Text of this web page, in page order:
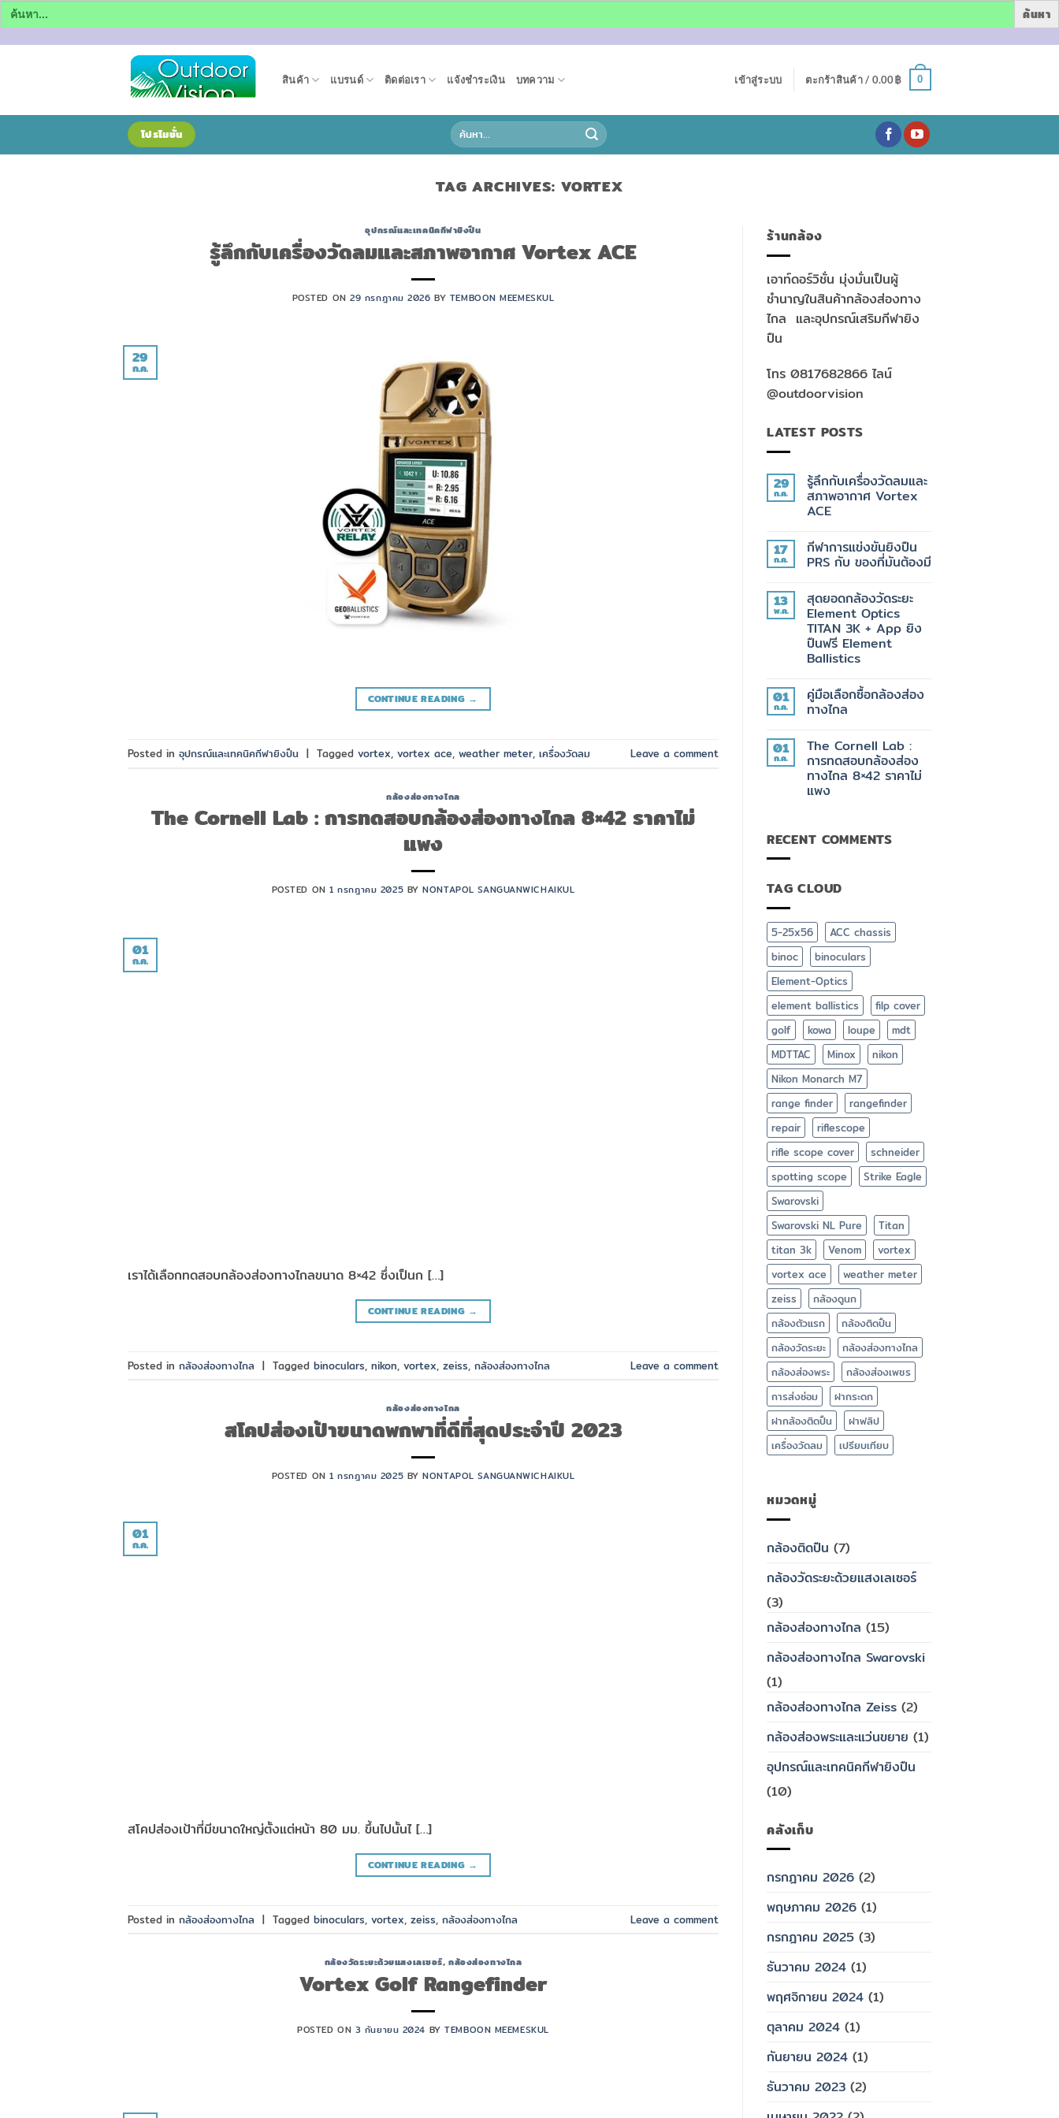
Search
for:
เนื้อหา
สินค้า แบรนด์ ติดต่อเรา แจ้งชำระเงิน บทความ เข้าสู่ระบบ ตะกร้าสินค้า / 0.00฿ 0
โปรโมชั่น ค้นหา:
TAG ARCHIVES: VORTEX
อุปกรณ์และเทคนิคกีฬายิงปืน
รู้ลึกกับเครื่องวัดลมและสภาพอากาศ Vortex ACE
POSTED ON29 กรกฎาคม 2026 BY TEMBOON MEEMESKUL
29
ก.ค.
CONTINUE READING →
Posted in อุปกรณ์และเทคนิคกีฬายิงปืน | Tagged vortex, vortex ace, weather meter, เครื่องวัดลม Leave a comment
กล้องส่องทางไกล
The Cornell Lab : การทดสอบกล้องส่องทางไกล 8×42 ราคาไม่
แพง
POSTED ON1 กรกฎาคม 2025 BYNONTAPOL SANGUANWICHAIKUL
01
ก.ค.
เราได้เลือกทดสอบกล้องส่องทางไกลขนาด 8×42 ซึ่งเป็นก […]
CONTINUE READING →
Posted in กล้องส่องทางไกล | Tagged binoculars, nikon, vortex, zeiss, กล้องส่องทางไกล Leave a comment
กล้องส่องทางไกล
สโคปส่องเป้าขนาดพกพาที่ดีที่สุดประจำปี 2023
POSTED ON1 กรกฎาคม 2025 BYNONTAPOL SANGUANWICHAIKUL
01
ก.ค.
สโคปส่องเป้าที่มีขนาดใหญ่ตั้งแต่หน้า 80 มม. ขึ้นไปนั้นไ […]
CONTINUE READING →
Posted in กล้องส่องทางไกล | Tagged binoculars, vortex, zeiss, กล้องส่องทางไกล Leave a comment
กล้องวัดระยะด้วยแสงเลเซอร์,กล้องส่องทางไกล
Vortex Golf Rangefinder
POSTED ON 3 กันยายน 2024 BYTEMBOON MEEMESKUL
ร้านกล้อง
เอาท์ดอร์วิชั่น มุ่งมั่นเป็นผู้
ชำนาญในสินค้ากล้องส่องทาง
ไกล และอุปกรณ์เสริมกีฬายิง
ปืน
โทร 0817682866 ไลน์
@outdoorvision
LATEST POSTS
29
ก.ค.
รู้ลึกกับเครื่องวัดลมและ
สภาพอากาศ Vortex
ACE
ความ
เห็น
บน
รู้
เครื่อง
วัด
ลม
และ
สภาพ
อากาศ
Vortex
17
ก.ค.
กีฬาการแข่งขันยิงปืน
PRS กับ ของที่มันต้องมี
เห็น
บน
กีฬา
การ
แข่งขัน
ยิง
ปืน
ของ
ที่
มัน
13
พ.ค.
สุดยอดกล้องวัดระยะ
Element Optics
TITAN 3K + App ยิง
ปืนฟรี Element
Ballistics
ความ
เห็น
บน
สุด
วัด
ระยะ
Element
Optics
TITAN
3K
ปืน
ฟรี
01
ก.ค.
คู่มือเลือกซื้อกล้องส่อง
ทางไกล
เห็น
บน
คู่มือ
เลือก
ซื้อ
กล้อง
01
ก.ค.
The Cornell Lab :
การทดสอบกล้องส่อง
ทางไกล 8×42 ราคาไม่
แพง
บน
The
การ
ส่อง
ทาง
ไกล
8×42
ราคา
ไม่
แพง
RECENT COMMENTS
TAG CLOUD
5-25x56
ACC chassis
binoc
binoculars
Element-Optics
element ballistics
filp cover
golf
kowa loupe
mdt
MDTTAC
Minox
nikon
Nikon Monarch M7
range finder
rangefinder
repair
riflescope
rifle scope cover
schneider
spotting scope
Strike Eagle
Swarovski
Swarovski NL Pure
Titan
titan 3k
Venom
vortex
vortex ace
weather meter
zeiss
กล้องดูนก
กล้องตัวแรก
กล้องติดปืน
กล้องวัดระยะ
กล้องส่องทางไกล
กล้องส่องพระ
กล้องส่องเพชร
การส่งซ่อม
ฝากระดก
ฝากล้องติดปืน
ฝาฟลิป
เครื่องวัดลม
เปรียบเทียบ
หมวดหมู่
กล้องติดปืน (7)
กล้องวัดระยะด้วยแสงเลเซอร์
(3)
กล้องส่องทางไกล (15)
กล้องส่องทางไกล Swarovski
(1)
กล้องส่องทางไกล Zeiss (2)
กล้องส่องพระและแว่นขยาย (1)
อุปกรณ์และเทคนิคกีฬายิงปืน
(10)
คลังเก็บ
กรกฎาคม 2026 (2)
พฤษภาคม 2026 (1)
กรกฎาคม 2025 (3)
ธันวาคม 2024 (1)
พฤศจิกายน 2024 (1)
ตุลาคม 2024 (1)
กันยายน 2024 (1)
ธันวาคม 2023 (2)